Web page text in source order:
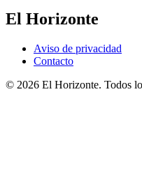
El Horizonte
Aviso de privacidad
Contacto
© 2026 El Horizonte. Todos